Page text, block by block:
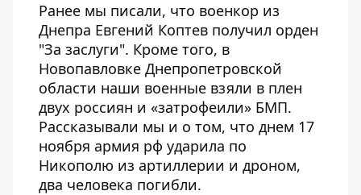
Ранее мы писали, что военкор из
Днепра Евгений Коптев получил орден
"За заслуги". Кроме того, в
Новопавловке Днепропетровской
области наши военные взяли в плен
двух россиян и «затрофеили» БМП.
Рассказывали мы и о том, что днем ​​17
ноября армия рф ударила по
Никополю из артиллерии и дроном,
два человека погибли.